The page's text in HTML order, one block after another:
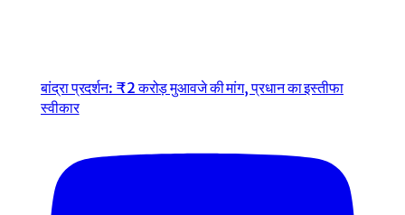
बांद्रा प्रदर्शन: ₹2 करोड़ मुआवजे की मांग, प्रधान का इस्तीफा
स्वीकार